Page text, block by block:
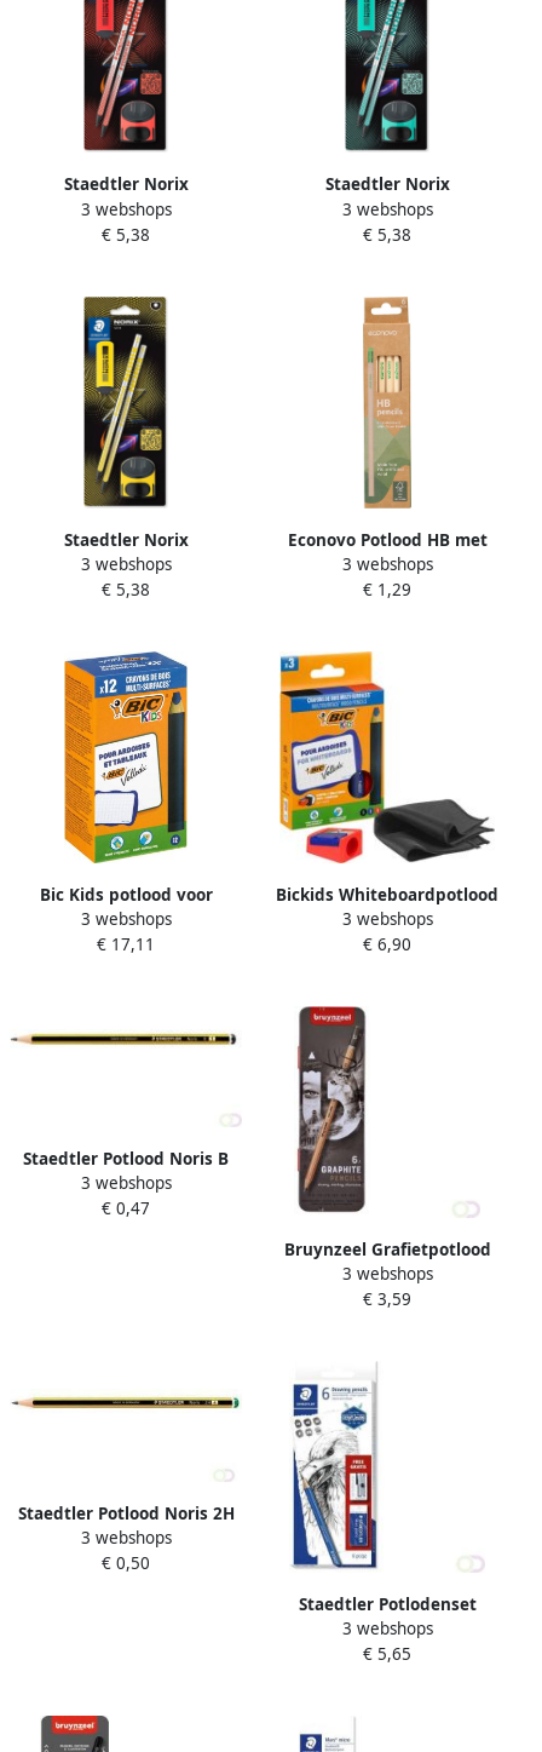
Staedtler Norix
grafietpotlood HB met
slijper en gom koraal blister
3 webshops
€ 5,38
Staedtler Norix
grafietpotlood HB met
slijper en gom groen blister
3 webshops
€ 5,38
Staedtler Norix
grafietpotlood HB met
slijper en gom geel blister
3 webshops
€ 5,38
Econovo Potlood HB met
gumtop blister Ã 6 stuks
3 webshops
€ 1,29
Bic Kids potlood voor
whiteboards Multisurface
blauw doos van 12 stuks
3 webshops
€ 17,11
Bickids Whiteboardpotlood
Multi Surface inclusief
puntenslijper en doekje
3 webshops
€ 6,90
Staedtler Potlood Noris B
3 webshops
€ 0,47
Bruynzeel Grafietpotlood
Expression set Ã 6
breedtes grijs
3 webshops
€ 3,59
Staedtler Potlood Noris 2H
3 webshops
€ 0,50
Staedtler Potlodenset
Design Journey Lumograph
met gratis gum en
3 webshops
€ 5,65